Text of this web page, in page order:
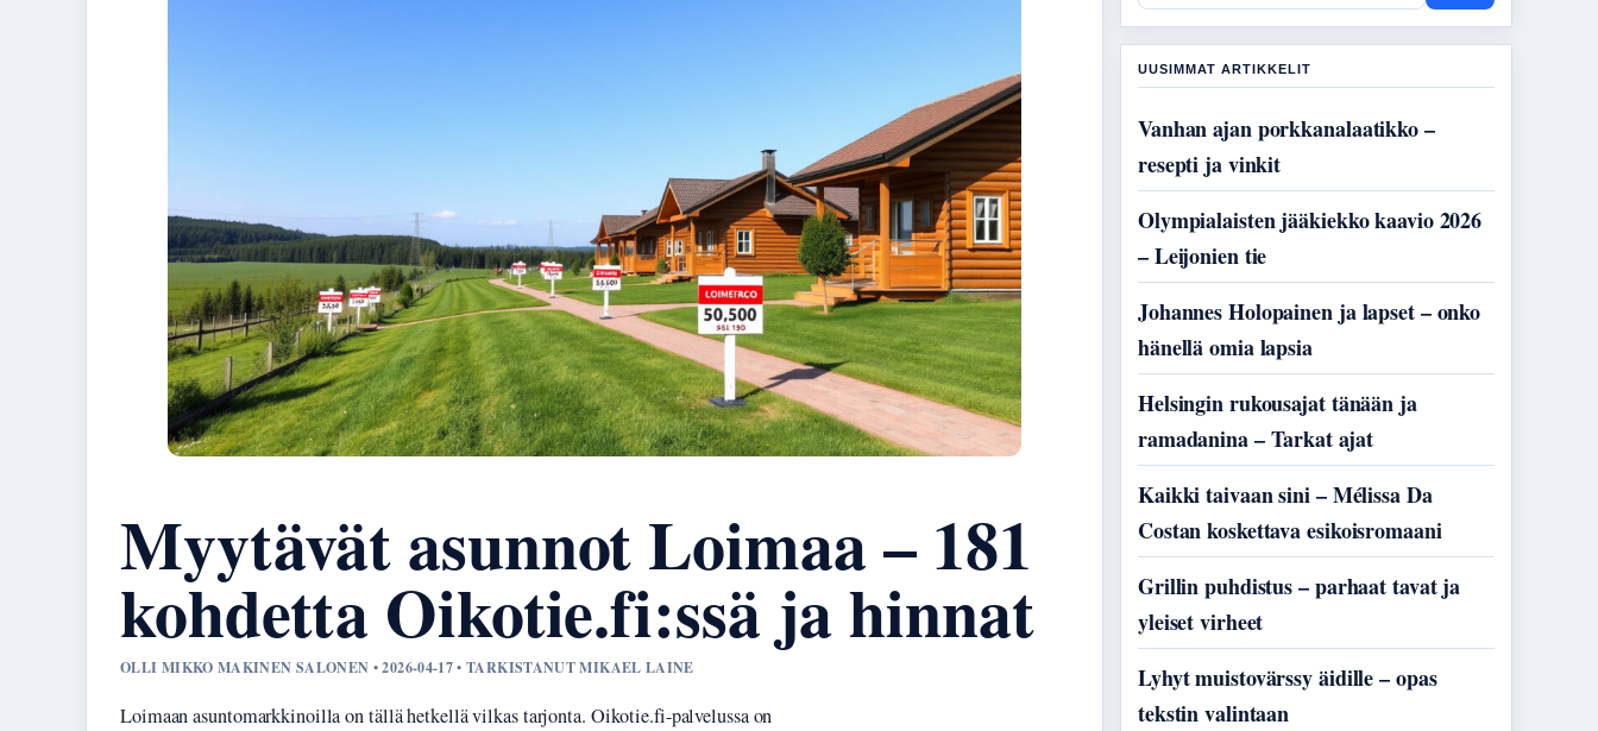
Myytävät asunnot Loimaa – 181
kohdetta Oikotie.fi:ssä ja hinnat
OLLI MIKKO MAKINEN SALONEN • 2026-04-17 • TARKISTANUT MIKAEL LAINE
Loimaan asuntomarkkinoilla on tällä hetkellä vilkas tarjonta. Oikotie.fi-palvelussa on
UUSIMMAT ARTIKKELIT
Vanhan ajan porkkanalaatikko –
resepti ja vinkit
Olympialaisten jääkiekko kaavio 2026
– Leijonien tie
Johannes Holopainen ja lapset – onko
hänellä omia lapsia
Helsingin rukousajat tänään ja
ramadanina – Tarkat ajat
Kaikki taivaan sini – Mélissa Da
Costan koskettava esikoisromaani
Grillin puhdistus – parhaat tavat ja
yleiset virheet
Lyhyt muistovärssy äidille – opas
tekstin valintaan